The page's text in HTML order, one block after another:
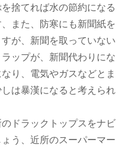
捨てれば水の節約になる
また、防寒にも新聞紙を
が、新聞を取っていない
ップが、新聞代わりにな
り、電気やガスなどとま
は暴漢になると考えられ
ドラックトップスをナビ
う、近所のスーパーマー